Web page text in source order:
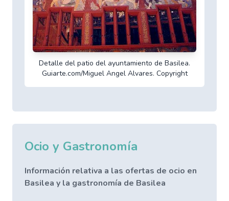
Detalle del patio del ayuntamiento de Basilea.
Guiarte.com/Miguel Angel Alvares. Copyright
Ocio y Gastronomía
Información relativa a las ofertas de ocio en
Basilea y la gastronomía de Basilea